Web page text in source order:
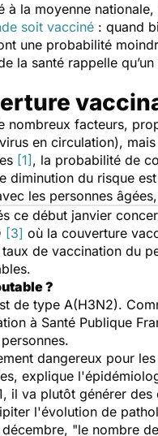
à la moyenne
soit vacciné : quand
une probabilité
la santé rappelle
nombreux facteurs,
en circulation),
[1] , la probabilité de
diminution du risque
les personnes
ce début janvier
[3] où la couverture
de vaccination du
?
de type A(H3N2).
à Santé Publique
dangereux pour
explique
il va plutôt générer
l'évolution de
"le nombre